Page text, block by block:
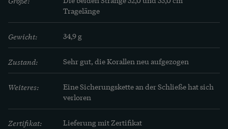
Tragelänge
Gewicht: 34,9 g
Zustand: Sehr gut, die Korallen neu aufgezogen
Weiteres:
Eine Sicherungskette an der Schließe hat sich
verloren
Zertifikat: Lieferung mit Zertifikat